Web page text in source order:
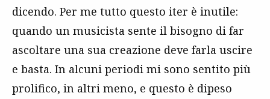
dicendo. Per me tutto questo iter è inutile:
quando un musicista sente il bisogno di far
ascoltare una sua creazione deve farla uscire
e basta. In alcuni periodi mi sono sentito più
prolifico, in altri meno, e questo è dipeso